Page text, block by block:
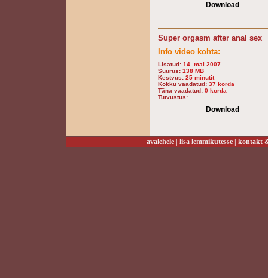
Download
Super orgasm after anal sex
Info video kohta:
Lisatud: 14. mai 2007
Suurus: 138 MB
Kestvus: 25 minutit
Kokku vaadatud: 37 korda
Täna vaadatud: 0 korda
Tutvustus:
Download
avalehele| lisa lemmikutesse| kontakt